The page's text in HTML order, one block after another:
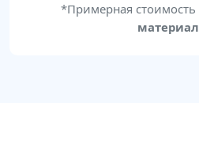
*Примерная стоимость